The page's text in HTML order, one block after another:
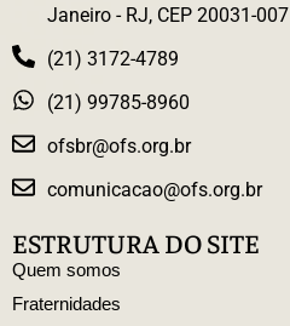
Janeiro - RJ, CEP 20031-007
(21) 3172-4789
(21) 99785-8960
ofsbr@ofs.org.br
comunicacao@ofs.org.br
ESTRUTURA DO SITE
Quem somos
Fraternidades